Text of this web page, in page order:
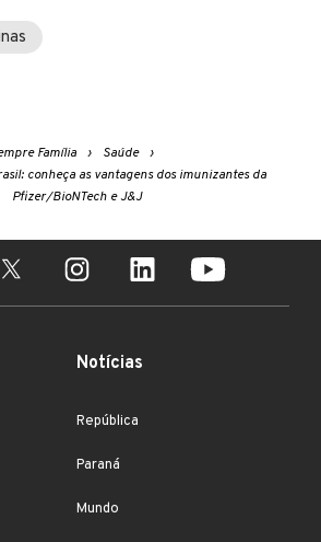
Família
Saúde
conheça as vantagens dos imunizantes da
Pfizer/BioNTech e J&J
Notícias
República
Paraná
Mundo